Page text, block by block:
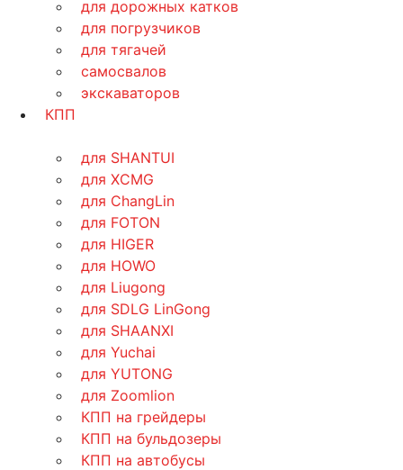
для дорожных катков
для погрузчиков
для тягачей
самосвалов
экскаваторов
КПП
для SHANTUI
для XCMG
для ChangLin
для FOTON
для HIGER
для HOWO
для Liugong
для SDLG LinGong
для SHAANXI
для Yuchai
для YUTONG
для Zoomlion
КПП на грейдеры
КПП на бульдозеры
КПП на автобусы